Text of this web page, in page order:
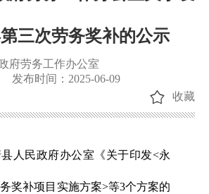
三次劳务奖补的公示
府劳务工作办公室
发布时间：2025-06-09
收藏
人民政府办公室《关于印发<永
奖补项目实施方案>等3个方案的